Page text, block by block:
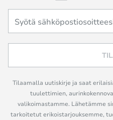
Tilaamalla uutiskirje ja saat
tuulettimien,
valikoimastamme. Lähetämme
tarkoitetut erikoistarjouksemme,